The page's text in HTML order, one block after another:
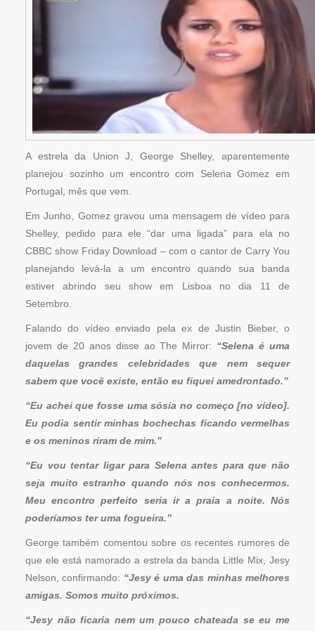
A estrela da Union J, George Shelley, aparentemente
planejou sozinho um encontro com Selena Gomez em
Portugal, mês que vem.
Em Junho, Gomez gravou uma mensagem de vídeo para
Shelley, pedido para ele “dar uma ligada” para ela no
CBBC show Friday Download – com o cantor de Carry You
planejando levá-la a um encontro quando sua banda
estiver abrindo seu show em Lisboa no dia 11 de
Setembro.
Falando do vídeo enviado pela ex de Justin Bieber, o
jovem de 20 anos disse ao The Mirror: “Selena é uma
daquelas grandes celebridades que nem sequer
sabem que você existe, então eu fiquei amedrontado.”
“Eu achei que fosse uma sósia no começo [no vídeo].
Eu podia sentir minhas bochechas ficando vermelhas
e os meninos riram de mim.”
“Eu vou tentar ligar para Selena antes para que não
seja muito estranho quando nós nos conhecermos.
Meu encontro perfeito seria ir a praia a noite. Nós
poderíamos ter uma fogueira.”
George também comentou sobre os recentes rumores de
que ele está namorado a estrela da banda Little Mix, Jesy
Nelson, confirmando: “Jesy é uma das minhas melhores
amigas. Somos muito próximos.
“Jesy não ficaria nem um pouco chateada se eu me